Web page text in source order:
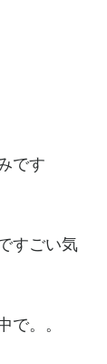
です
すごい気
で。。